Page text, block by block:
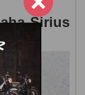
Sirius